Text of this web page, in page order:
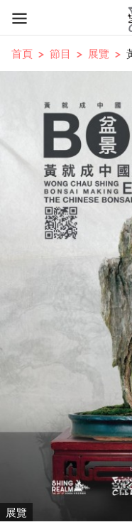
首頁 節目 展覽
展覽